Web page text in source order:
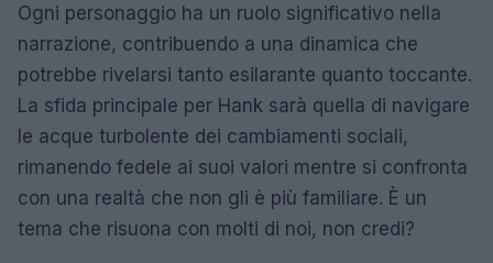
Ogni personaggio ha un ruolo significativo nella
narrazione, contribuendo a una dinamica che
potrebbe rivelarsi tanto esilarante quanto toccante.
La sfida principale per Hank sarà quella di navigare
le acque turbolente dei cambiamenti sociali,
rimanendo fedele ai suoi valori mentre si confronta
con una realtà che non gli è più familiare. È un
tema che risuona con molti di noi, non credi?